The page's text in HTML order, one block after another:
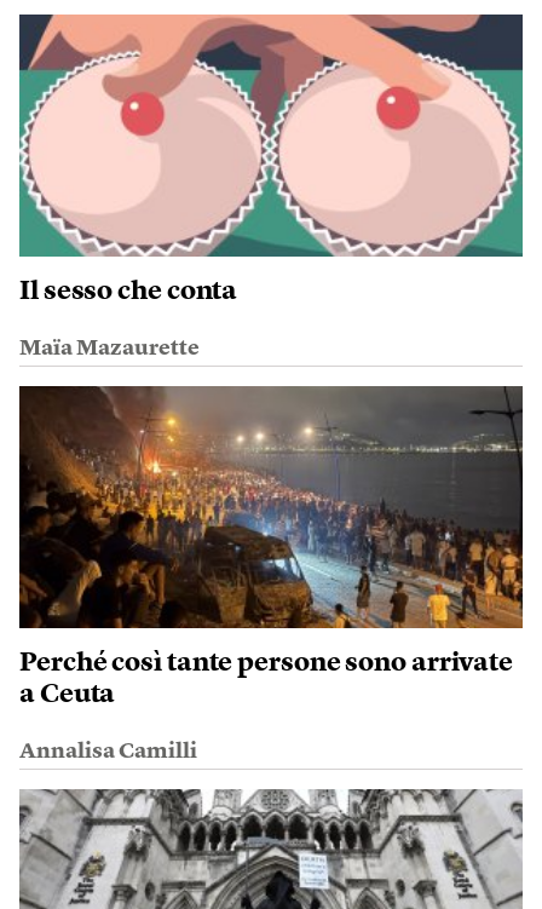
Il sesso che conta
Maïa Mazaurette
Perché così tante persone sono arrivate
a Ceuta
Annalisa Camilli